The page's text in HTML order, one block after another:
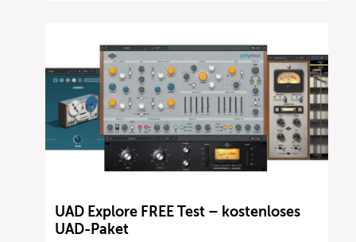
UAD Explore FREE Test – kostenloses
UAD-Paket